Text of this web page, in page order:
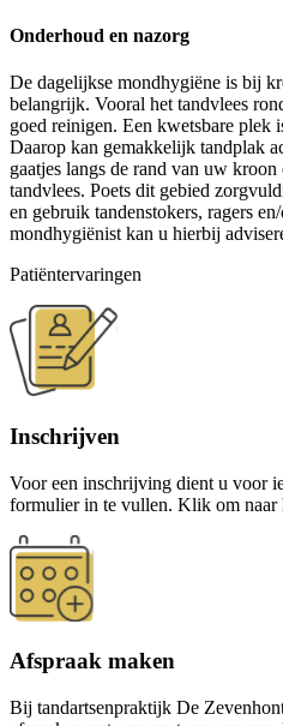
Onderhoud en nazorg
De dagelijkse mondhygiëne is bij
belangrijk. Vooral het tandvlees
goed reinigen. Een kwetsbare plek
Daarop kan gemakkelijk tandplak
gaatjes langs de rand van uw
tandvlees. Poets dit gebied
en gebruik tandenstokers, ragers
mondhygiënist kan u hierbij
Patiëntervaringen
Inschrijven
Voor een inschrijving dient u voor
formulier in te vullen. Klik om naar
Afspraak maken
Bij tandartsenpraktijk De